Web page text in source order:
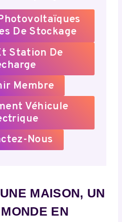
De Stockage
Station De
Membre
Véhicule
Nous
MAISON, UN
EN